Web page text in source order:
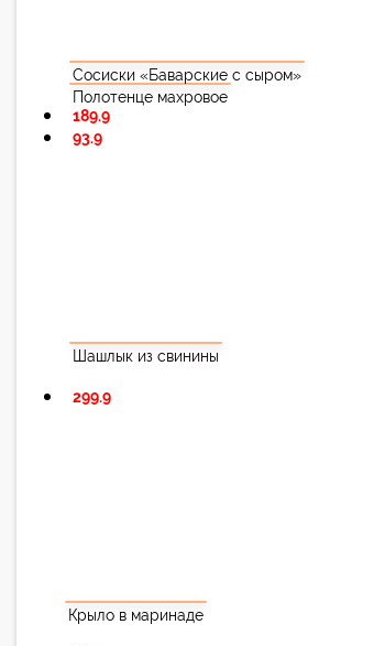
Сосиски «Баварские с сыром»
189.9
Полотенце махровое
93.9
Шашлык из свинины
299.9
Крыло в маринаде